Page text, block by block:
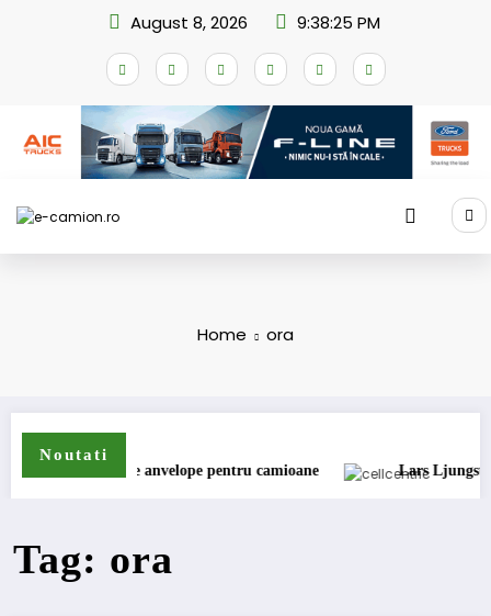
August 8, 2026 9:38:25 PM
Home ora
Noutati
gama de anvelope pentru camioane Lars Ljungström a
Tag: ora